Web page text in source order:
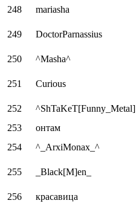
248 mariasha
249 DoctorParnassius
250 ^Masha^
251 Curious
252 ^ShTaKeT[Funny_Metal]
253
онтам
254
^_ArxiMonax_^
255 _Black[M]en_
256 красавица